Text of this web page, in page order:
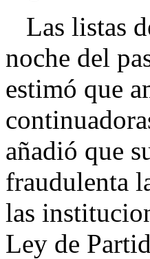
Las listas
noche del
estimó que
añadió que
fraudulenta
las
Ley de